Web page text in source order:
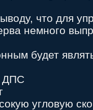
что для
немного
будет
ДПС
угловую